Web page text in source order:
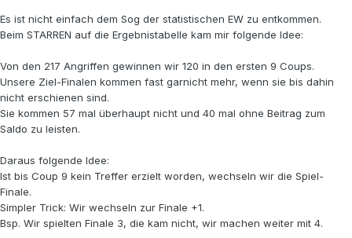
Es ist nicht einfach dem Sog der statistischen EW zu entkommen.
Beim STARREN auf die Ergebnistabelle kam mir folgende Idee:
Von den 217 Angriffen gewinnen wir 120 in den ersten 9 Coups.
Unsere Ziel-Finalen kommen fast garnicht mehr, wenn sie bis dahin
nicht erschienen sind.
Sie kommen 57 mal überhaupt nicht und 40 mal ohne Beitrag zum
Saldo zu leisten.
Daraus folgende Idee:
Ist bis Coup 9 kein Treffer erzielt worden, wechseln wir die Spiel-
Finale.
Simpler Trick: Wir wechseln zur Finale +1.
Bsp. Wir spielten Finale 3, die kam nicht, wir machen weiter mit 4.